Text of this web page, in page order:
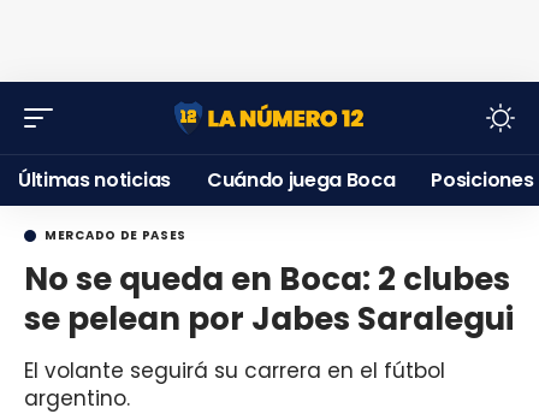
Últimas noticias Cuándo juega Boca Posiciones
MERCADO DE PASES
No se queda en Boca: 2 clubes
se pelean por Jabes Saralegui
El volante seguirá su carrera en el fútbol
argentino.